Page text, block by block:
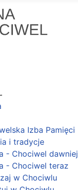
Izba Pamięci
i tradycje
- Chociwel dawniej
- Chociwel teraz
w Chociwlu